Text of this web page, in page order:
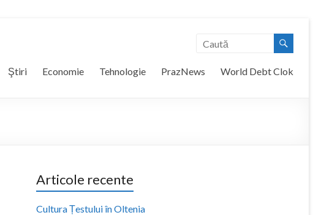
Ştiri Economie Tehnologie PrazNews World Debt Clok
Articole recente
Cultura Țestului în Oltenia